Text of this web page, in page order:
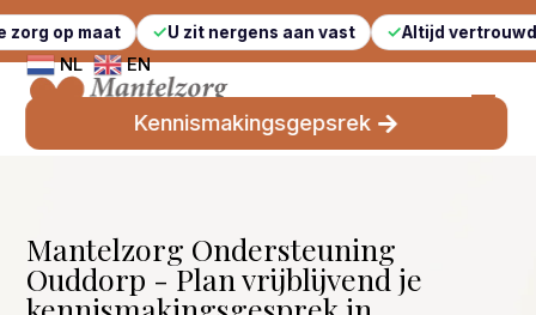
U zit nergens aan vast Altijd vertrouwde gezichten
NL EN
Kennismakingsgepsrek
Mantelzorg Ondersteuning
Ouddorp - Plan vrijblijvend je